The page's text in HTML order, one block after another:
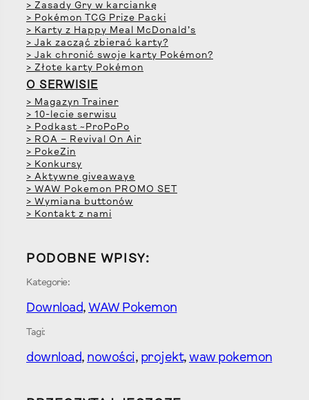
> Zasady Gry w karciankę
> Pokémon TCG Prize Packi
> Karty z Happy Meal McDonald’s
> Jak zacząć zbierać karty?
> Jak chronić swoje karty Pokémon?
> Złote karty Pokémon
O SERWISIE
> Magazyn Trainer
> 10-lecie serwisu
> Podkast ~ProPoPo
> ROA – Revival On Air
> PokeZin
> Konkursy
> Aktywne giveawaye
> WAW Pokemon PROMO SET
> Wymiana buttonów
> Kontakt z nami
PODOBNE WPISY:
Kategorie:
Download, WAW Pokemon
Tagi:
download, nowości, projekt, waw pokemon